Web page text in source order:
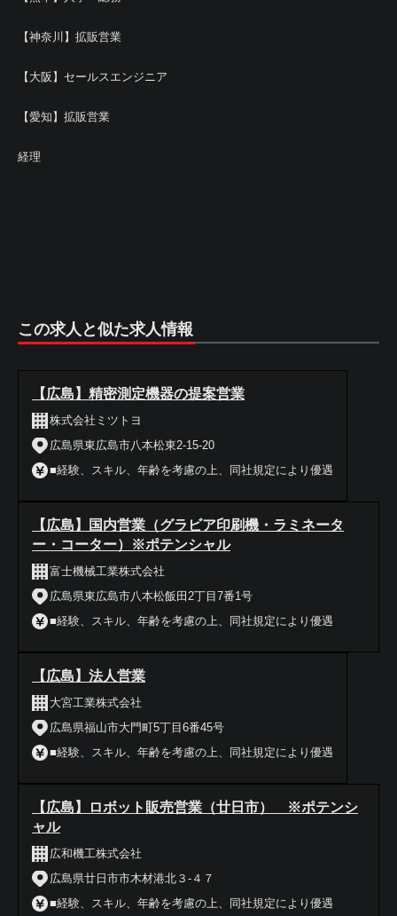
【神奈川】拡販営業
【大阪】セールスエンジニア
【愛知】拡販営業
経理
この求人と似た求人情報
【広島】精密測定機器の提案営業
株式会社ミツトヨ
広島県東広島市八本松東2-15-20
■経験、スキル、年齢を考慮の上、同社規定により優遇
【広島】国内営業（グラビア印刷機・ラミネータ
ー・コーター）※ポテンシャル
富士機械工業株式会社
広島県東広島市八本松飯田2丁目7番1号
■経験、スキル、年齢を考慮の上、同社規定により優遇
【広島】法人営業
大宮工業株式会社
広島県福山市大門町5丁目6番45号
■経験、スキル、年齢を考慮の上、同社規定により優遇
【広島】ロボット販売営業（廿日市） ※ポテンシ
ャル
広和機工株式会社
広島県廿日市市木材港北３-４７
■経験、スキル、年齢を考慮の上、同社規定により優遇